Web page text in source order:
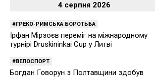
4 серпня 2026
ГРЕКО-РИМСЬКА БОРОТЬБА
Ірфан Мірзоєв переміг на міжнародному
турнірі Druskininkai Cup у Литві
ВЕЛОСПОРТ
Богдан Говорун з Полтавщини здобув